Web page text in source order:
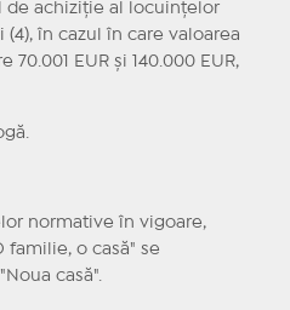
de achiziție al locuințelor
(4), în cazul în care valoarea
EUR și 140.000 EUR,
normative în vigoare,
familie, o casă" se
casă".